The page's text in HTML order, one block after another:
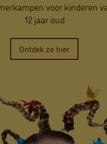
voor kinderen
12 jaar oud
Ontdek ze hier